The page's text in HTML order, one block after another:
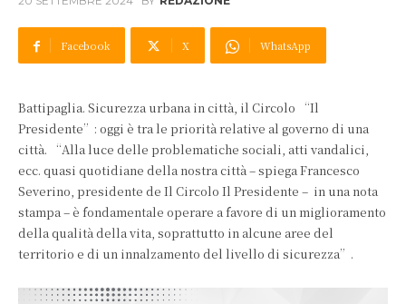
Facebook X WhatsApp
Battipaglia. Sicurezza urbana in città, il Circolo “Il
Presidente”: oggi è tra le priorità relative al governo di una
città. “Alla luce delle problematiche sociali, atti vandalici,
ecc. quasi quotidiane della nostra città – spiega Francesco
Severino, presidente de Il Circolo Il Presidente – in una nota
stampa – è fondamentale operare a favore di un miglioramento
della qualità della vita, soprattutto in alcune aree del
territorio e di un innalzamento del livello di sicurezza”.